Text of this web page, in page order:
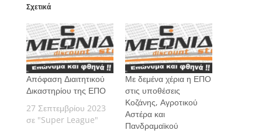
Σχετικά
Απόφαση Διαιτητικού
Δικαστηρίου της ΕΠΟ
27 Σεπτεμβρίου 2023
σε "Super League"
Με δεμένα χέρια η ΕΠΟ
στις υποθέσεις
Κοζάνης, Αγροτικού
Αστέρα και
Πανδραμαϊκού